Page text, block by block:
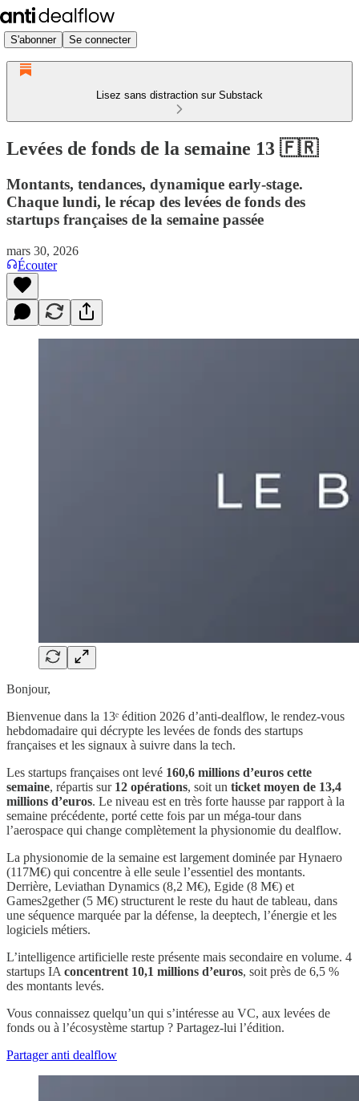
S'abonner Se connecter
Lisez sans distraction sur Substack
Levées de fonds de la semaine 13 🇫🇷
Montants, tendances, dynamique early-stage.
Chaque lundi, le récap des levées de fonds des
startups françaises de la semaine passée
mars 30, 2026
Écouter
Bonjour,
Bienvenue dans la 13ᵉ édition 2026 d’anti-dealflow, le rendez-vous
hebdomadaire qui décrypte les levées de fonds des startups
françaises et les signaux à suivre dans la tech.
Les startups françaises ont levé 160,6 millions d’euros cette
semaine, répartis sur 12 opérations, soit un ticket moyen de 13,4
millions d’euros. Le niveau est en très forte hausse par rapport à la
semaine précédente, porté cette fois par un méga-tour dans
l’aerospace qui change complètement la physionomie du dealflow.
La physionomie de la semaine est largement dominée par Hynaero
(117M€) qui concentre à elle seule l’essentiel des montants.
Derrière, Leviathan Dynamics (8,2 M€), Egide (8 M€) et
Games2gether (5 M€) structurent le reste du haut de tableau, dans
une séquence marquée par la défense, la deeptech, l’énergie et les
logiciels métiers.
L’intelligence artificielle reste présente mais secondaire en volume. 4
startups IA concentrent 10,1 millions d’euros, soit près de 6,5 %
des montants levés.
Vous connaissez quelqu’un qui s’intéresse au VC, aux levées de
fonds ou à l’écosystème startup ? Partagez-lui l’édition.
Partager anti dealflow